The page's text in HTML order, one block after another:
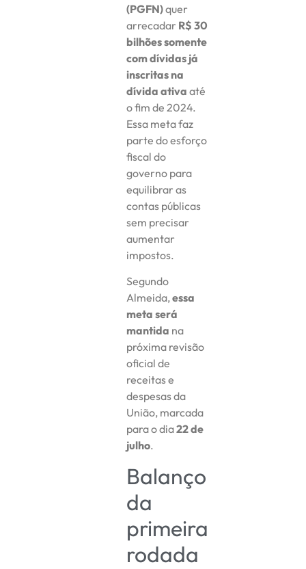
(PGFN)quer
arrecadar R$ 30
bilhões somente
com dívidas já
inscritas na
dívida ativa até
o fim de 2024.
Essa meta faz
parte do esforço
fiscal do
governo para
equilibrar as
contas públicas
sem precisar
aumentar
impostos.
Segundo
Almeida,essa
meta será
mantida na
próxima revisão
oficial de
receitas e
despesas da
União, marcada
para o dia22 de
julho.
Balanço
da
primeira
rodada